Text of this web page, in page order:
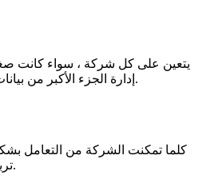
يتعين على كل شركة ، سواء كانت
إدارة الجزء الأكبر من بيانات الصور على أساس يومي.
كلما تمكنت الشركة من التعامل
تربطها بعملائها ، زادت ثمارها.